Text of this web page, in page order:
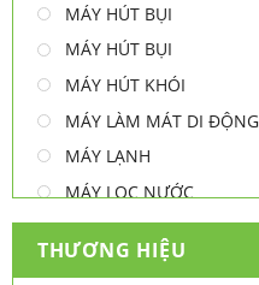
MÁY HÚT BỤI
MÁY HÚT BỤI
MÁY HÚT KHÓI
MÁY LÀM MÁT DI
MÁY LẠNH
MÁY LỌC NƯỚC
MÁY NƯỚC NÓNG
MÁY NƯỚC NÓNG -
THƯƠNG HIỆU